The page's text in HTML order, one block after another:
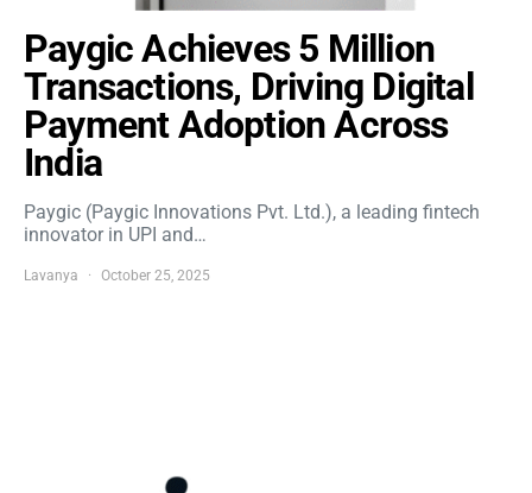
Paygic Achieves 5 Million
Transactions, Driving Digital
Payment Adoption Across
India
Paygic (Paygic Innovations Pvt. Ltd.), a leading fintech
innovator in UPI and…
Lavanya October 25, 2025